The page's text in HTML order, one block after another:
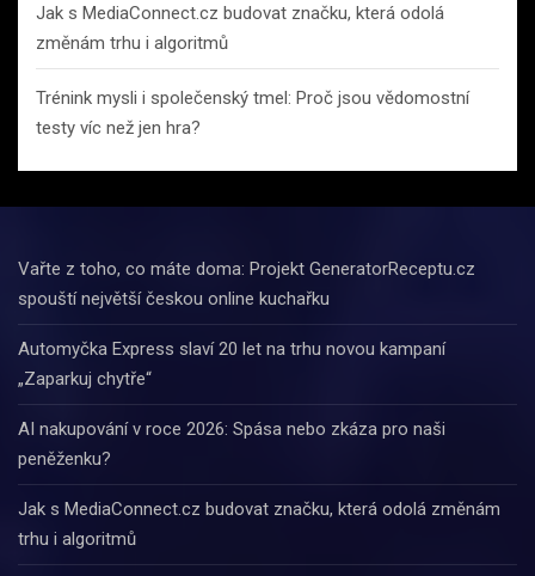
Jak s MediaConnect.cz budovat značku, která odolá
změnám trhu i algoritmů
Trénink mysli i společenský tmel: Proč jsou vědomostní
testy víc než jen hra?
Vařte z toho, co máte doma: Projekt GeneratorReceptu.cz
spouští největší českou online kuchařku
Automyčka Express slaví 20 let na trhu novou kampaní
„Zaparkuj chytře“
AI nakupování v roce 2026: Spása nebo zkáza pro naši
peněženku?
Jak s MediaConnect.cz budovat značku, která odolá změnám
trhu i algoritmů